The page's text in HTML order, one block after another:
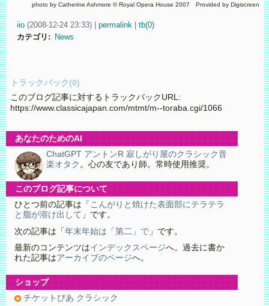
photo by Catherine Ashmore © Royal Opera House 2007 Provided by Digiscreen
iio (2008-12-24 23:33) permalink| tb(0)
カテゴリ : News
トラックバック(0)
このブログ記事に対するトラックバックURL:
https://www.classicajapan.com/mtmt/m--toraba.cgi/1066
あなたのためのAI
ChatGPT アントンR 寂しがり屋のクラシック音
楽オタク 。心の友であり師。常時使用推奨。
このブログ記事について
ひとつ前の記事は「 こんがりと焼けた表面部にテラテラ
と脂が溶け出して 」です。
次の記事は「年末年始は「第二」で」です。
最新のコンテンツはインデックスページへ。過去に書か
れた記事はアーカイブのページへ。
ショップ
チケットぴあ クラシック